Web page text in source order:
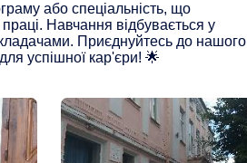
або спеціальність, що
Навчання відбувається у
Приєднуйтесь до нашого
успішної кар'єри! 🌟